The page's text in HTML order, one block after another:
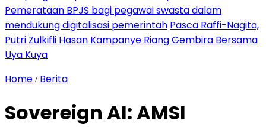
Pemerataan BPJS bagi pegawai swasta dalam
mendukung digitalisasi pemerintah Pasca Raffi-Nagita,
Putri Zulkifli Hasan Kampanye Riang Gembira Bersama
Uya Kuya
Home / Berita
Sovereign AI: AMSI